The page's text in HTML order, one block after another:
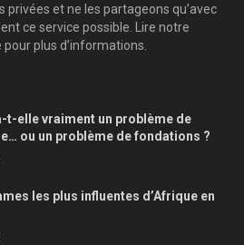
privées et ne les partageons qu’avec
ce service possible. Lire notre
plus d’informations.
t-elle vraiment un problème de
ou un problème de fondations ?
les plus influentes d’Afrique en